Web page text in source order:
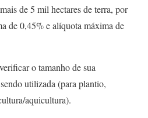
de 5 mil hectares de terra, por
de 0,45% e alíquota máxima de
o tamanho de sua
utilizada (para plantio,
aquicultura).